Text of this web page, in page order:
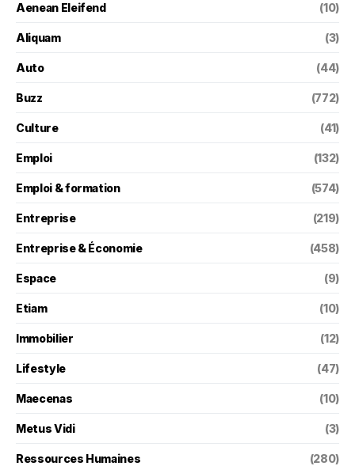
Aenean Eleifend (10)
Aliquam (3)
Auto (44)
Buzz (772)
Culture (41)
Emploi (132)
Emploi & formation (574)
Entreprise (219)
Entreprise & Économie (458)
Espace (9)
Etiam (10)
Immobilier (12)
Lifestyle (47)
Maecenas (10)
Metus Vidi (3)
Ressources Humaines (280)